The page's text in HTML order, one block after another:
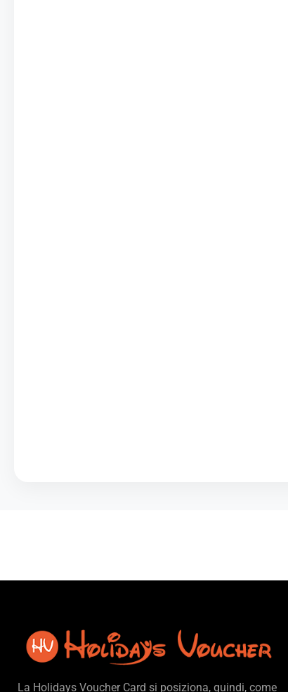
La Holidays Voucher Card si posiziona, quindi, come